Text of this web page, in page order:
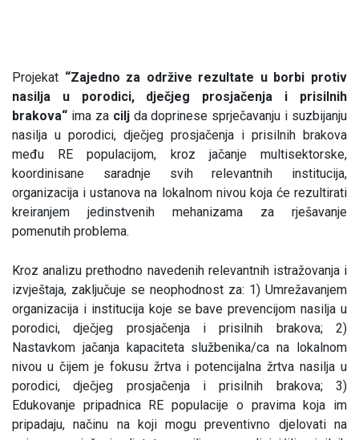
Projekat “Zajedno za održive rezultate u borbi protiv
nasilja u porodici, dječjeg prosjačenja i prisilnih
brakova“ ima za ciljda doprinese sprječavanju i suzbijanju
nasilja u porodici, dječjeg prosjačenja i prisilnih brakova
među RE populacijom, kroz jačanje multisektorske,
koordinisane saradnje svih relevantnih institucija,
organizacija i ustanova na lokalnom nivou koja će rezultirati
kreiranjem jedinstvenih mehanizama za rješavanje
pomenutih problema.
Kroz analizu prethodno navedenih relevantnih istražovanja i
izvještaja, zaključuje se neophodnost za: 1) Umrežavanjem
organizacija i institucija koje se bave prevencijom nasilja u
porodici, dječjeg prosjačenja i prisilnih brakova; 2)
Nastavkom jačanja kapaciteta službenika/ca na lokalnom
nivou u čijem je fokusu žrtva i potencijalna žrtva nasilja u
porodici, dječjeg prosjačenja i prisilnih brakova; 3)
Edukovanje pripadnica RE populacije o pravima koja im
pripadaju, načinu na koji mogu preventivno djelovati na